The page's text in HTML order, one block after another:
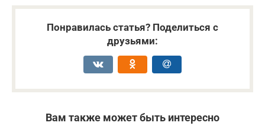
Понравилась статья? Поделиться с
друзьями:
Вам также может быть интересно